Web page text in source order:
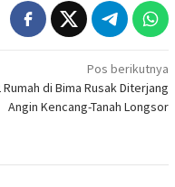
Pos berikutnya
Rumah di Bima Rusak Diterjang
Angin Kencang-Tanah Longsor